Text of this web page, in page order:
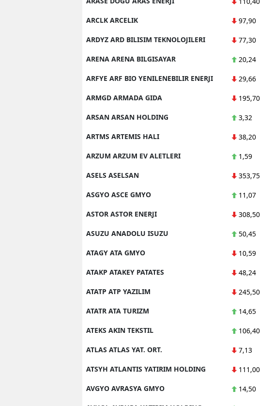
ARCLK ARCELIK 97,90
ARDYZ ARD BILISIM TEKNOLOJILERI 77,30
ARENA ARENA BILGISAYAR 20,24
ARFYE ARF BIO YENILENEBILIR ENERJI 29,66
ARMGD ARMADA GIDA 195,70
ARSAN ARSAN HOLDING 3,32
ARTMS ARTEMIS HALI 38,20
ARZUM ARZUM EV ALETLERI 1,59
ASELS ASELSAN 353,75
ASGYO ASCE GMYO 11,07
ASTOR ASTOR ENERJI 308,50
ASUZU ANADOLU ISUZU 50,45
ATAGY ATA GMYO 10,59
ATAKP ATAKEY PATATES 48,24
ATATP ATP YAZILIM 245,50
ATATR ATA TURIZM 14,65
ATEKS AKIN TEKSTIL 106,40
ATLAS ATLAS YAT. ORT. 7,13
ATSYH ATLANTIS YATIRIM HOLDING 111,00
AVGYO AVRASYA GMYO 14,50